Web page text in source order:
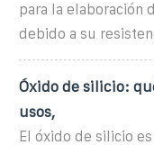
para la elaboración
debido a su
Óxido de silicio:
usos,
El óxido de silicio